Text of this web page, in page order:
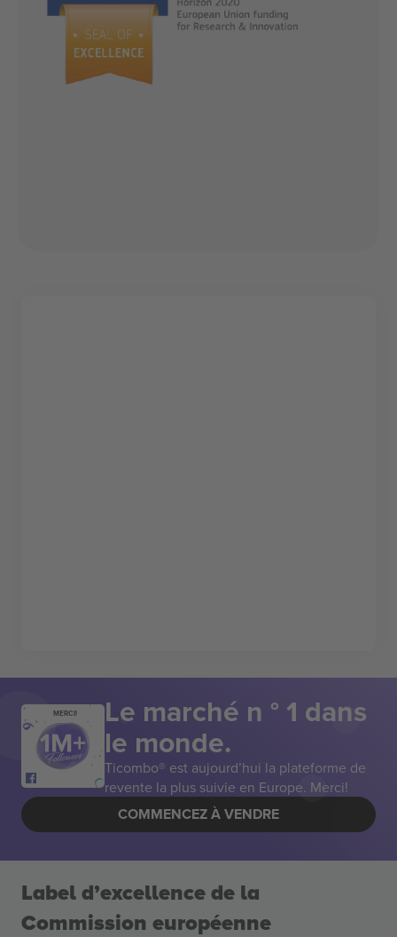
MERCI! Le marché n ° 1 dans
le monde.
Ticombo® est aujourd’hui la plateforme de
revente la plus suivie en Europe. Merci!
COMMENCEZ À VENDRE
Label d’excellence de la
Commission européenne